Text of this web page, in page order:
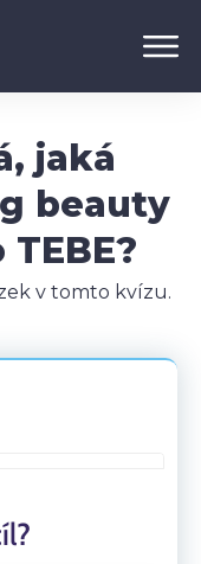
jaká
beauty
v tomto kvízu.